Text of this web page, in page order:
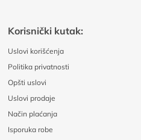
Korisnički kutak:
Uslovi korišćenja
Politika privatnosti
Opšti uslovi
Uslovi prodaje
Način plaćanja
Isporuka robe